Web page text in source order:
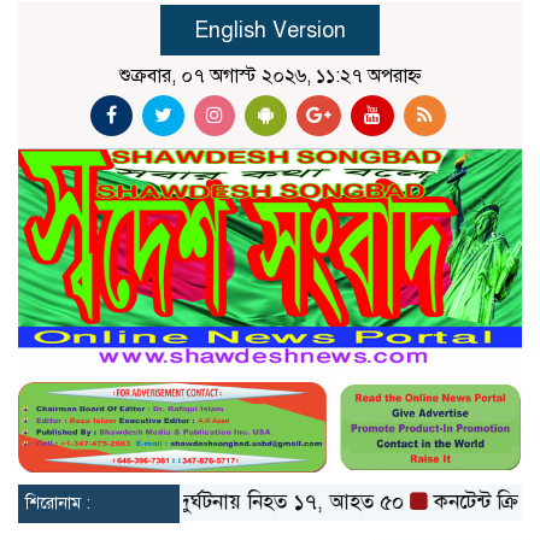
English Version
শুক্রবার, ০৭ অগাস্ট ২০২৬, ১১:২৭ অপরাহ্ন
শিরোনাম :
ও বগুড়ায় বাস দুর্ঘটনায় নিহত ১৭, আহত ৫০ কনটেন্ট ক্রিয়েটর